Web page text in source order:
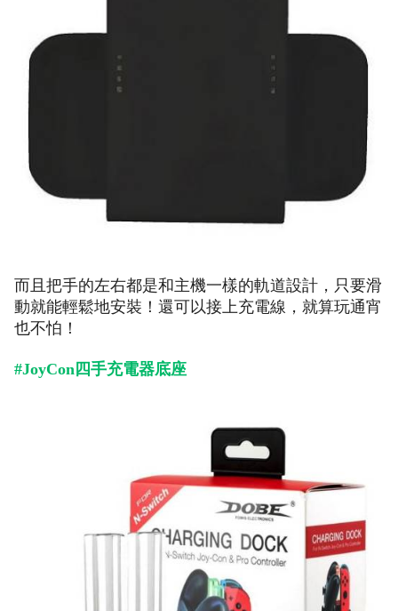
而且把手的左右都是和主機一樣的軌道設計，只要滑
動就能輕鬆地安裝！還可以接上充電線，就算玩通宵
也不怕！
#JoyCon四手充電器底座